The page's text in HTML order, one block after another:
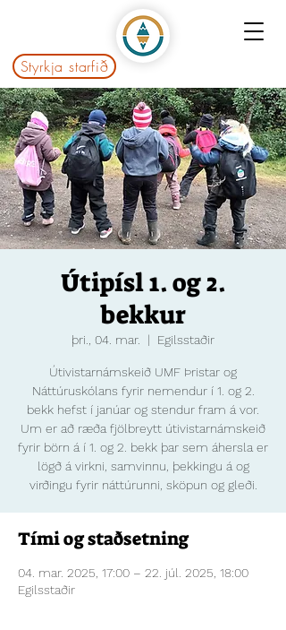
Styrkja starfið
Útipísl 1. og 2.
bekkur
þri., 04. mar.
  |
Egilsstaðir
Útivistarnámskeið UMF Þristar og
Náttúruskólans fyrir nemendur í 1. og 2.
bekk hefst í janúar og stendur fram á vor.
Um er að ræða fjölbreytt útivistarnámskeið
fyrir börn á í 1. og 2. bekk þar sem áhersla er
lögð á virkni, samvinnu, þekkingu á og
virðingu fyrir náttúrunni, sköpun og gleði.
Tími og staðsetning
04. mar. 2025, 17:00 – 22. júl. 2025, 18:00
Egilsstaðir